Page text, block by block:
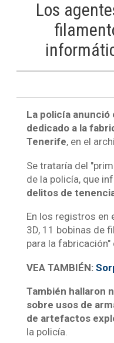
Los
La policía
dedicado a la
Tenerife, en el
Se trataría del
de la policía, que
delitos de
En los registros en
3D, 11 bobinas de
para la
VEA TAMBIÉN:
También hallaron
sobre usos de
de artefactos
la policía.